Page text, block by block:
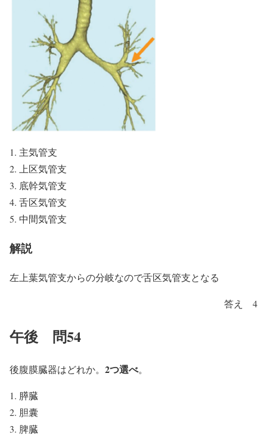
主気管支
上区気管支
底幹気管支
舌区気管支
中間気管支
解説
左上葉気管支からの分岐なので舌区気管支となる
答え 4
午後 問54
後腹膜臓器はどれか。 2つ選べ。
膵臓
胆囊
脾臓